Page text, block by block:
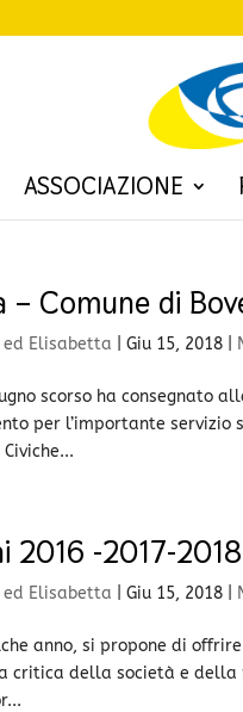
ASSOCIAZIONE
– Comune di
ed Elisabetta Giu 15, 2018
scorso ha consegnato
per l’importante servizio
2016 -2017-2018
ed Elisabetta Giu 15, 2018
anno, si propone di
critica della società e